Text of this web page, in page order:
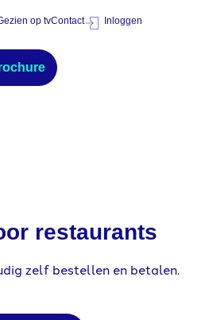
op tvContact Inloggen
restaurants
zelf bestellen en betalen.